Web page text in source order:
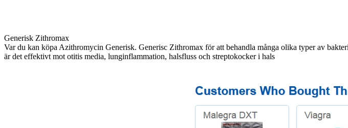
Generisk Zithromax
Var du kan köpa Azithromycin Generisk. Generisc Zithromax för att behandla många olika typer av
är det effektivt mot otitis media, lunginflammation, halsfluss och streptokocker i hals